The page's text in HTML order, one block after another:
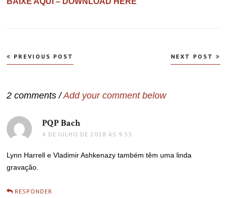
Navegação
de
PREVIOUS POST NEXT POST
2 comments /Add your comment below
PQP Bachdisse:
4 DE JULHO DE 2018 ÀS 9:55
Lynn Harrell e Vladimir Ashkenazy também têm uma linda
gravação.
RESPONDER